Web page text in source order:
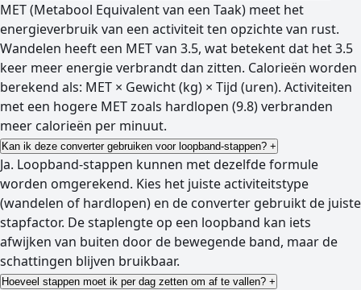
MET (Metabool Equivalent van een Taak) meet het
energieverbruik van een activiteit ten opzichte van rust.
Wandelen heeft een MET van 3.5, wat betekent dat het 3.5
keer meer energie verbrandt dan zitten. Calorieën worden
berekend als: MET × Gewicht (kg) × Tijd (uren). Activiteiten
met een hogere MET zoals hardlopen (9.8) verbranden
meer calorieën per minuut.
Kan ik deze converter gebruiken voor loopband-stappen? +
Ja. Loopband-stappen kunnen met dezelfde formule
worden omgerekend. Kies het juiste activiteitstype
(wandelen of hardlopen) en de converter gebruikt de juiste
stapfactor. De staplengte op een loopband kan iets
afwijken van buiten door de bewegende band, maar de
schattingen blijven bruikbaar.
Hoeveel stappen moet ik per dag zetten om af te vallen? +